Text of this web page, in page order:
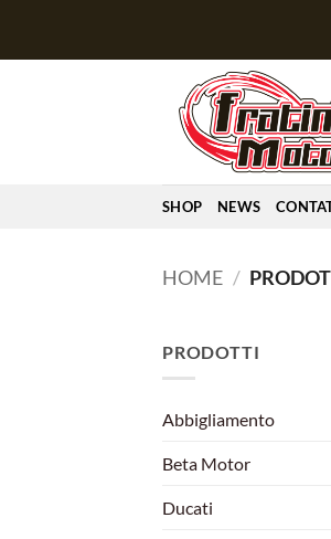
SHOP NEWS
HOME /
PRODOTTI
Abbigliamento
Beta Motor
Ducati